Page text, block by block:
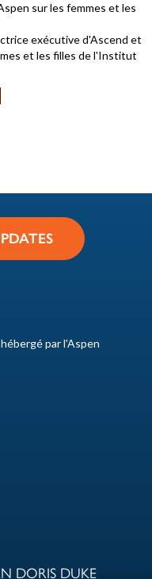
sur les femmes et les
exécutive d'Ascend et
et les filles de l'Institut
par l'Aspen
DORIS DUKE